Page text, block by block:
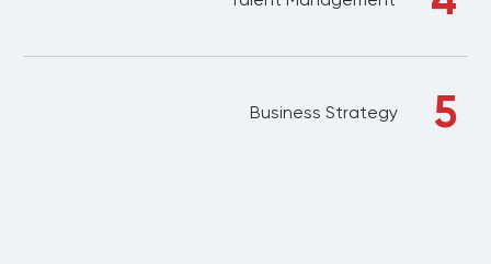
5
Business Strategy